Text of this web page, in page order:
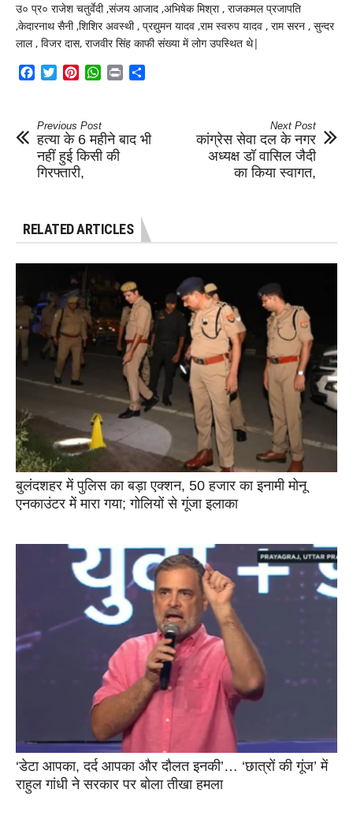
उ० प्र० राजेश चतुर्वेदी ,संजय आजाद ,अभिषेक मिश्रा , राजकमल प्रजापति
,केदारनाथ सैनी ,शिशिर अवस्थी , प्रद्युमन यादव ,राम स्वरुप यादव , राम सरन , सुन्दर
लाल , विजर दास, राजवीर सिंह काफी संख्या में लोग उपस्थित थे|
Facebook
TwitterPinterestWhatsApp
Print
Previous Post
हत्या के 6 महीने बाद भी
नहीं हुई किसी की
गिरफ्तारी,
Next Post
कांग्रेस सेवा दल के नगर
अध्यक्ष डॉ वासिल जैदी
का किया स्वागत,
RELATED ARTICLES
बुलंदशहर में पुलिस का बड़ा एक्शन, 50 हजार का इनामी मोनू
एनकाउंटर में मारा गया; गोलियों से गूंजा इलाका
‘डेटा आपका, दर्द आपका और दौलत इनकी’… ‘छात्रों की गूंज’ में
राहुल गांधी ने सरकार पर बोला तीखा हमला